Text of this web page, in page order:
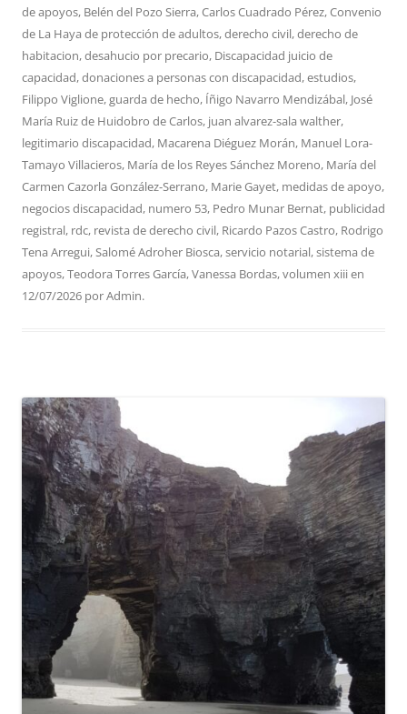
de apoyos, Belén del Pozo Sierra,Carlos Cuadrado Pérez,Convenio
de La Haya de protección de adultos,derecho civil,derecho de
habitacion,desahucio por precario, Discapacidad juicio de
capacidad,donaciones a personas con discapacidad,estudios,
Filippo Viglione,guarda de hecho, Íñigo Navarro Mendizábal, José
María Ruiz de Huidobro de Carlos, juan alvarez-sala walther,
legitimario discapacidad, Macarena Diéguez Morán, Manuel Lora-
Tamayo Villacieros, María de los Reyes Sánchez Moreno, María del
Carmen Cazorla González-Serrano, Marie Gayet, medidas de apoyo,
negocios discapacidad, numero 53, Pedro Munar Bernat, publicidad
registral, rdc, revista de derecho civil, Ricardo Pazos Castro, Rodrigo
Tena Arregui,Salomé Adroher Biosca,servicio notarial,sistema de
apoyos,Teodora Torres García,Vanessa Bordas,volumen xiiien
12/07/2026 porAdmin.